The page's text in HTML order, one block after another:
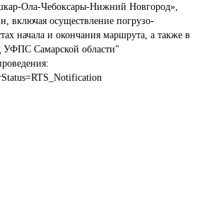
Ола-Чебоксары-Нижний Новгород»,
включая осуществление погрузо-
начала и окончания маршрута, а также в
УФПС Самарской области"